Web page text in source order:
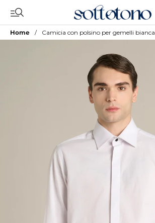
contenuto
Home Camicia con polsino per gemelli bianca
Aggiungi a Lista Desideri